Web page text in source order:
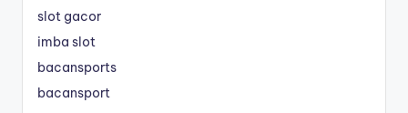
slot gacor
imba slot
bacansports
bacansport